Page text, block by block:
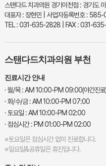
스탠다드 치과의원 경기이천점 : 경기도
대표자 : 장현민 | 사업자등록번호 :
TEL : 031-635-2828 | FAX : 031-
스탠다드치과의원 부천
진료시간 안내
· 월/목 : AM 10:00-PM 09:00(야간진
· 화/수/금 : AM 10:00-PM 07:00
· 토요일 : AM 10:00-PM 02:00
· 점심시간 : PM 01:00-PM 02:00
※토요일은 점심시간 없이 진료합니다.
※일요일&공휴일은 휴진입니다.